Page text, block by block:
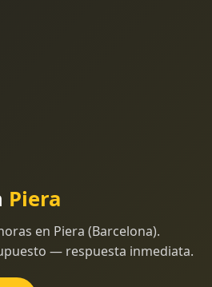
Piera
en Piera (Barcelona).
— respuesta inmediata.